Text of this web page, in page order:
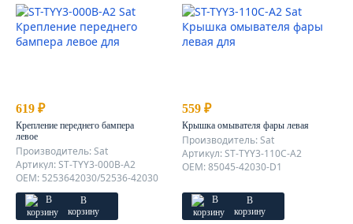
619 ₽
Крепление переднего бампера
левое
Производитель: Sat
Артикул: ST-TYY3-000B-A2
OEM: 5253642030/52536-42030
В
корзину
559 ₽
Крышка омывателя фары левая
Производитель: Sat
Артикул: ST-TYY3-110C-A2
OEM: 85045-42030-D1
В
корзину